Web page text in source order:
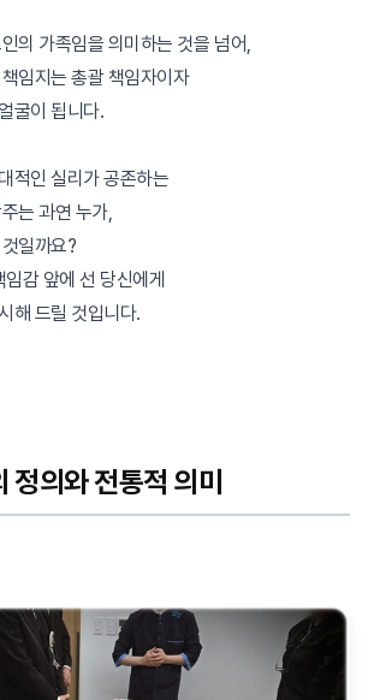
의 가족임을 의미하는 것을 넘어,
임지는 총괄 책임자이자
굴이 됩니다.
적인 실리가 공존하는
는 과연 누가,
일까요?
감 앞에 선 당신에게
해 드릴 것입니다.
의와 전통적 의미